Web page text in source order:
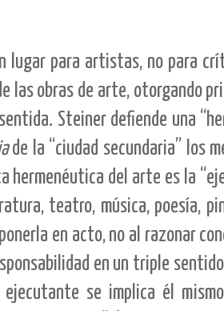
lugar para artistas, no para
las obras de arte, otorgando
Steiner defiende una
de la “ciudad secundaria”
hermenéutica del arte es la
teatro, música, poesía,
en acto, no al razonar
en un triple
se implica él